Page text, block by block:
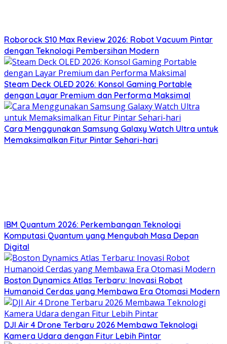
Roborock S10 Max Review 2026: Robot Vacuum Pintar
dengan Teknologi Pembersihan Modern
Steam Deck OLED 2026: Konsol Gaming Portable
dengan Layar Premium dan Performa Maksimal
Cara Menggunakan Samsung Galaxy Watch Ultra untuk
Memaksimalkan Fitur Pintar Sehari-hari
IBM Quantum 2026: Perkembangan Teknologi
Komputasi Quantum yang Mengubah Masa Depan
Digital
Boston Dynamics Atlas Terbaru: Inovasi Robot
Humanoid Cerdas yang Membawa Era Otomasi Modern
DJI Air 4 Drone Terbaru 2026 Membawa Teknologi
Kamera Udara dengan Fitur Lebih Pintar